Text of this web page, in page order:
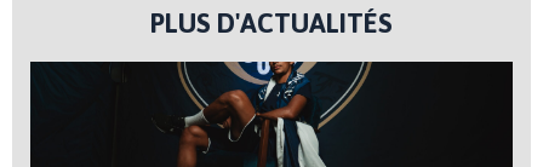
PLUS D'ACTUALITÉS